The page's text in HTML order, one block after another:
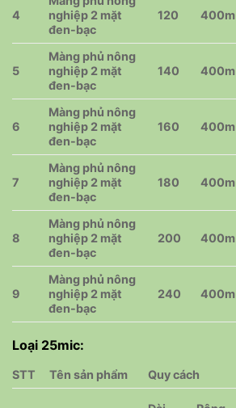
4
nghiệp 2 mặt
đen-bạc
120 400m
5
Màng phủ nông
nghiệp 2 mặt
đen-bạc
140 400m
6
Màng phủ nông
nghiệp 2 mặt
đen-bạc
160 400m
7
Màng phủ nông
nghiệp 2 mặt
đen-bạc
180 400m
8
Màng phủ nông
nghiệp 2 mặt
đen-bạc
200 400m
9
Màng phủ nông
nghiệp 2 mặt
đen-bạc
240 400m
Loại 25mic:
STT Tên sản phẩm Quy cách